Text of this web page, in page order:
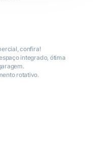
confira!
integrado, ótima
rotativo.